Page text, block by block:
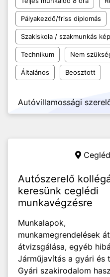
Pályakezdő/friss diplomás
Szakiskola / szakmunkás
Technikum Nem
Általános Beosztott
Autóvillamossági
Autószerelő
keresünk ceglédi
munkavégzésre
Munkalapok,
munkamegrendelések
átvizsgálása, egyéb
Járműjavítás a gyári és
Gyári szakirodalom